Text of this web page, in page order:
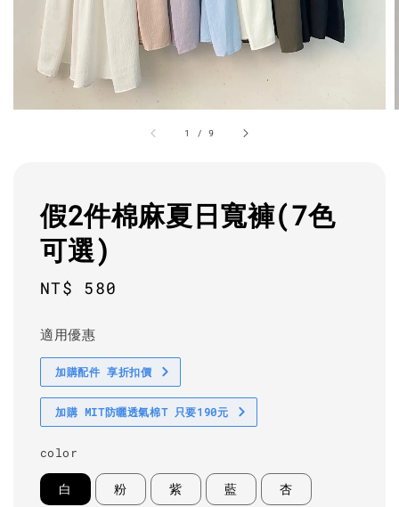
1 /9
假2件棉麻夏日寬褲(7色
可選)
Regular
NT$ 580
適用優惠
加購配件 享折扣價
加購 MIT防曬透氣棉T 只要190元
color
白 粉 紫 藍 杏